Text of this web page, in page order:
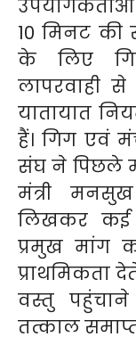
10 मिनट की
के लिए
लापरवाही
यातायात
हैं। गिग एवं
संघ ने पिछले
मंत्री
लिखकर कई
प्रमुख मांग
प्राथमिकता
वस्तु पहुंचाने
तत्काल